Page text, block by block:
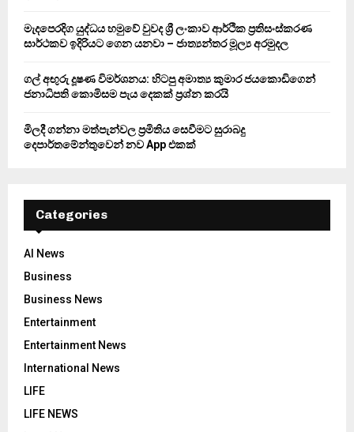
මැදපෙරදිග යුද්ධය හමුවේ වුවද ශ්‍රී ලංකාව ආර්ථික ප්‍රතිසංස්කරණ
සාර්ථකව ඉදිරියට ගෙන යනවා – ජාත්‍යන්තර මූල්‍ය අරමුදල
ගල් අඟුරු දූෂණ විමර්ශනය: හිටපු අමාත්‍ය කුමාර ජයකොඩිගෙන්
ජනාධිපති කොමිසම පැය දෙකක් ප්‍රශ්න කරයි
මිලදී ගන්නා මත්පැන්වල ප්‍රමිතිය සෙවීමට සුරාබදු
දෙපාර්තමේන්තුවෙන් නව App එකක්
Categories
AI News
Business
Business News
Entertainment
Entertainment News
International News
LIFE
LIFE NEWS